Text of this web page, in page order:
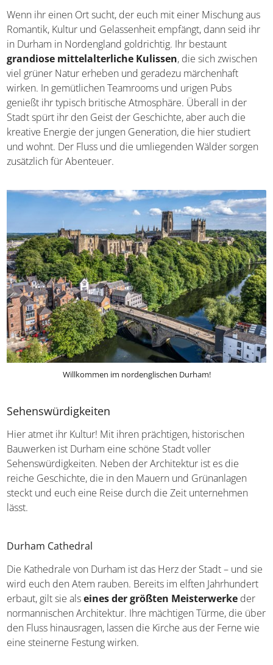
Wenn ihr einen Ort sucht, der euch mit einer Mischung aus
Romantik, Kultur und Gelassenheit empfängt, dann seid ihr
in Durham in Nordengland goldrichtig. Ihr bestaunt
grandiose mittelalterliche Kulissen, die sich zwischen
viel grüner Natur erheben und geradezu märchenhaft
wirken. In gemütlichen Teamrooms und urigen Pubs
genießt ihr typisch britische Atmosphäre. Überall in der
Stadt spürt ihr den Geist der Geschichte, aber auch die
kreative Energie der jungen Generation, die hier studiert
und wohnt. Der Fluss und die umliegenden Wälder sorgen
zusätzlich für Abenteuer.
Willkommen im nordenglischen Durham!
Sehenswürdigkeiten
Hier atmet ihr Kultur! Mit ihren prächtigen, historischen
Bauwerken ist Durham eine schöne Stadt voller
Sehenswürdigkeiten. Neben der Architektur ist es die
reiche Geschichte, die in den Mauern und Grünanlagen
steckt und euch eine Reise durch die Zeit unternehmen
lässt.
Durham Cathedral
Die Kathedrale von Durham ist das Herz der Stadt – und sie
wird euch den Atem rauben. Bereits im elften Jahrhundert
erbaut, gilt sie alseines der größten Meisterwerke der
normannischen Architektur. Ihre mächtigen Türme, die über
den Fluss hinausragen, lassen die Kirche aus der Ferne wie
eine steinerne Festung wirken.